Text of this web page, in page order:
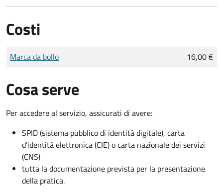
Costi
Tipo di pagamento
Importo
Marca da bollo 16,00 €
Cosa serve
Per accedere al servizio, assicurati di avere:
SPID (sistema pubblico di identità digitale), carta
d’identità elettronica (CIE) o carta nazionale dei servizi
(CNS)
tutta la documentazione prevista per la presentazione
della pratica.